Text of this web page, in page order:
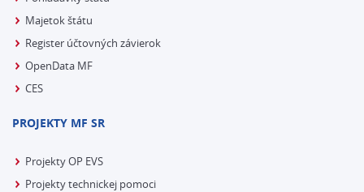
Majetok štátu
Register účtovných závierok
OpenData MF
CES
PROJEKTY MF SR
Projekty OP EVS
Projekty technickej pomoci